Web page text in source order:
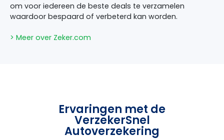
om voor iedereen de beste deals te verzamelen
waardoor bespaard of verbeterd kan worden.
> Meer over Zeker.com
Ervaringen met de
VerzekerSnel
Autoverzekering